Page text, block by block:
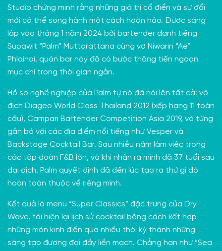
Studio chứng minh rằng những giá trị cổ điển và sự đổi
mới có thể song hành một cách hoàn hảo. Được sáng
lập vào tháng 1 năm 2024 bởi bartender danh tiếng
Supawit “Palm” Muttarattana cùng vợ Niwarin “Ae”
Phlainoi, quán bar này đã có bước thăng tiến ngoạn
mục chỉ trong thời gian ngắn.
Hồ sơ nghề nghiệp của Palm tự nó đã nói lên tất cả: vô
địch Diageo World Class Thailand 2012 (xếp hạng 11 toàn
cầu), Campari Bartender Competition Asia 2019, và từng
gắn bó với các địa điểm nổi tiếng như Vesper và
Backstage Cocktail Bar. Sau nhiều năm làm việc trong
các tập đoàn F&B lớn, và khi nhận ra mình đã 37 tuổi sau
đại dịch, Palm quyết định đã đến lúc tạo ra thứ gì đó
hoàn toàn thuộc về riêng mình.
Kết quả là menu “Super Classics” đặc trưng của Dry
Wave, tái hiện lại lịch sử cocktail bằng cách kết hợp
những món kinh điển qua nhiều thời kỳ thành những
sáng tạo đương đại đầy liền mạch. Chẳng hạn như “Sea